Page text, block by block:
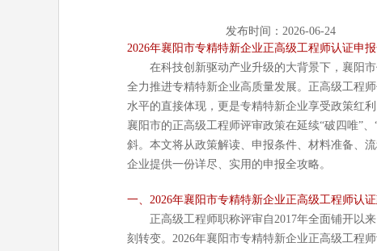
发布时间：2026-06-24
2026年襄阳市专精特新企业正高级工程师认证申
在科技创新驱动产业升级的大背景下，襄阳
全力推进专精特新企业高质量发展。正高级工程
水平的直接体现，更是专精特新企业享受政策红
襄阳市的正高级工程师评审政策在延续“破四唯”
斜。本文将从政策解读、申报条件、材料准备、
企业提供一份详尽、实用的申报全攻略。
一、2026年襄阳市专精特新企业正高级工程师认
正高级工程师职称评审自2017年全面铺开以
刻转变。2026年襄阳市专精特新企业正高级工程